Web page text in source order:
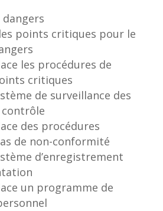
points critiques pour le
les procédures de
critiques
de surveillance des
des procédures
de non-conformité
d’enregistrement
un programme de